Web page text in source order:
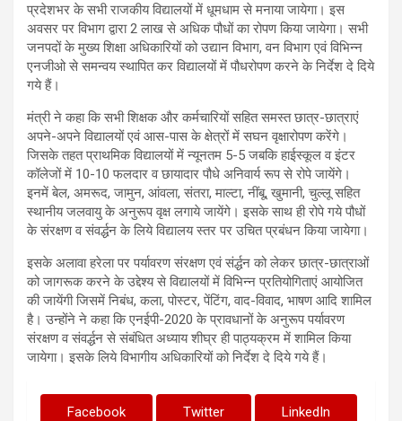
प्रदेशभर के सभी राजकीय विद्यालयों में धूमधाम से मनाया जायेगा। इस
अवसर पर विभाग द्वारा 2 लाख से अधिक पौधों का रोपण किया जायेगा। सभी
जनपदों के मुख्य शिक्षा अधिकारियों को उद्यान विभाग, वन विभाग एवं विभिन्न
एनजीओ से समन्वय स्थापित कर विद्यालयों में पौधरोपण करने के निर्देश दे दिये
गये हैं।
मंत्री ने कहा कि सभी शिक्षक और कर्मचारियों सहित समस्त छात्र-छात्राएं
अपने-अपने विद्यालयों एवं आस-पास के क्षेत्रों में सघन वृक्षारोपण करेंगे।
जिसके तहत प्राथमिक विद्यालयों में न्यूनतम 5-5 जबकि हाईस्कूल व इंटर
कॉलेजों में 10-10 फलदार व छायादार पौधे अनिवार्य रूप से रोपे जायेंगे।
इनमें बेल, अमरूद, जामुन, आंवला, संतरा, माल्टा, नींबू, खुमानी, चुल्लू सहित
स्थानीय जलवायु के अनुरूप वृक्ष लगाये जायेंगे। इसके साथ ही रोपे गये पौधों
के संरक्षण व संवर्द्धन के लिये विद्यालय स्तर पर उचित प्रबंधन किया जायेगा।
इसके अलावा हरेला पर पर्यावरण संरक्षण एवं संर्द्धन को लेकर छात्र-छात्राओं
को जागरूक करने के उद्देश्य से विद्यालयों में विभिन्न प्रतियोगिताएं आयोजित
की जायेंगी जिसमें निबंध, कला, पोस्टर, पेंटिंग, वाद-विवाद, भाषण आदि शामिल
है। उन्होंने ने कहा कि एनईपी-2020 के प्रावधानों के अनुरूप पर्यावरण
संरक्षण व संवर्द्धन से संबंधित अध्याय शीघ्र ही पाठ्यक्रम में शामिल किया
जायेगा। इसके लिये विभागीय अधिकारियों को निर्देश दे दिये गये हैं।
Facebook Twitter LinkedIn